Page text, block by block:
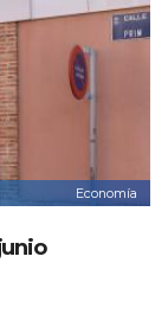
Economía